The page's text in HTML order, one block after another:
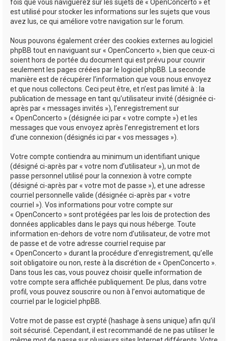
fois que vous naviguerez sur les sujets de « OpenConcerto » et
est utilisé pour stocker les informations sur les sujets que vous
avez lus, ce qui améliore votre navigation sur le forum.
Nous pouvons également créer des cookies externes au logiciel
phpBB tout en naviguant sur « OpenConcerto », bien que ceux-ci
soient hors de portée du document qui est prévu pour couvrir
seulement les pages créées par le logiciel phpBB. La seconde
manière est de récupérer l’information que vous nous envoyez
et que nous collectons. Ceci peut être, et n’est pas limité à : la
publication de message en tant qu’utilisateur invité (désignée ci-
après par « messages invités »), l’enregistrement sur
« OpenConcerto » (désignée ici par « votre compte ») et les
messages que vous envoyez après l’enregistrement et lors
d’une connexion (désignés ici par « vos messages »).
Votre compte contiendra au minimum un identifiant unique
(désigné ci-après par « votre nom d’utilisateur »), un mot de
passe personnel utilisé pour la connexion à votre compte
(désigné ci-après par « votre mot de passe »), et une adresse
courriel personnelle valide (désignée ci-après par « votre
courriel »). Vos informations pour votre compte sur
« OpenConcerto » sont protégées par les lois de protection des
données applicables dans le pays qui nous héberge. Toute
information en-dehors de votre nom d’utilisateur, de votre mot
de passe et de votre adresse courriel requise par
« OpenConcerto » durant la procédure d’enregistrement, qu’elle
soit obligatoire ou non, reste à la discrétion de « OpenConcerto ».
Dans tous les cas, vous pouvez choisir quelle information de
votre compte sera affichée publiquement. De plus, dans votre
profil, vous pouvez souscrire ou non à l’envoi automatique de
courriel par le logiciel phpBB.
Votre mot de passe est crypté (hashage à sens unique) afin qu’il
soit sécurisé. Cependant, il est recommandé de ne pas utiliser le